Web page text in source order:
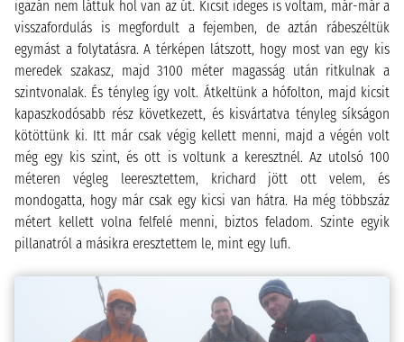
igazán nem láttuk hol van az út. Kicsit ideges is voltam, már-már a
visszafordulás is megfordult a fejemben, de aztán rábeszéltük
egymást a folytatásra. A térképen látszott, hogy most van egy kis
meredek szakasz, majd 3100 méter magasság után ritkulnak a
szintvonalak. És tényleg így volt. Átkeltünk a hófolton, majd kicsit
kapaszkodósabb rész következett, és kisvártatva tényleg síkságon
kötöttünk ki. Itt már csak végig kellett menni, majd a végén volt
még egy kis szint, és ott is voltunk a keresztnél. Az utolsó 100
méteren végleg leeresztettem, krichard jött ott velem, és
mondogatta, hogy már csak egy kicsi van hátra. Ha még többszáz
métert kellett volna felfelé menni, biztos feladom. Szinte egyik
pillanatról a másikra eresztettem le, mint egy lufi.